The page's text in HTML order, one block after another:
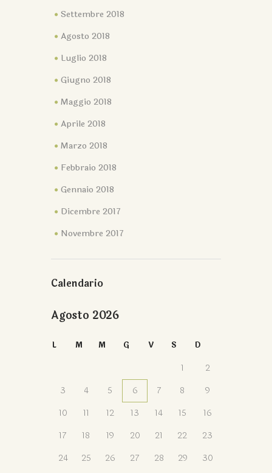
Settembre 2018
Agosto 2018
Luglio 2018
Giugno 2018
Maggio 2018
Aprile 2018
Marzo 2018
Febbraio 2018
Gennaio 2018
Dicembre 2017
Novembre 2017
Calendario
Agosto 2026
L M M G V S D
1
2
3
4 5 6 7 8
9
10
11 12 13 14 15
16
17
18 19 20 21 22
23
24
25 26 27 28 29
30